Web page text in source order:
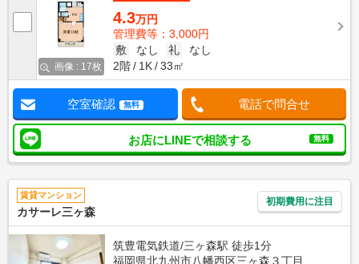
画像 : 17枚
4.3万円
管理費等：3,000円
敷
なし 礼
なし
2階
1K 33㎡
空室確認 無料 電話で問合せ
お店にLINEで相談する 無料
賃貸マンション
カサーレ三ヶ森
初期費用に注目
筑豊電気鉄道/三ヶ森駅 徒歩1分
福岡県北九州市八幡西区三ヶ森３丁目